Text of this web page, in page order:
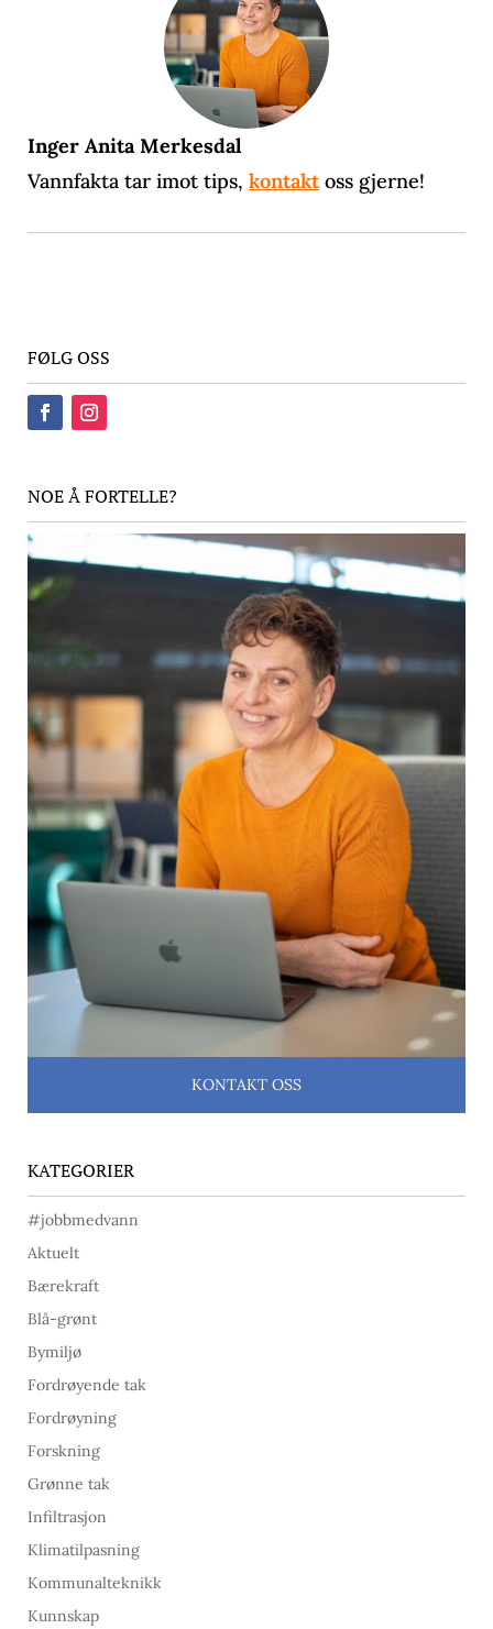
Inger Anita Merkesdal
Vannfakta tar imot tips, kontaktoss gjerne!
FØLG OSS
NOE Å FORTELLE?
KONTAKT OSS
KATEGORIER
#jobbmedvann
Aktuelt
Bærekraft
Blå-grønt
Bymiljø
Fordrøyende tak
Fordrøyning
Forskning
Grønne tak
Infiltrasjon
Klimatilpasning
Kommunalteknikk
Kunnskap